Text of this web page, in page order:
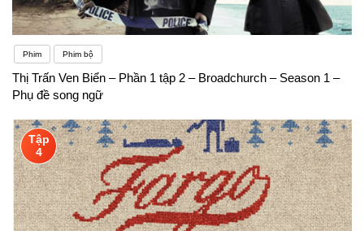
Phim Phim bộ
Thị Trấn Ven Biển – Phần 1 tập 2 – Broadchurch – Season 1 –
Phụ đề song ngữ
Tập
4